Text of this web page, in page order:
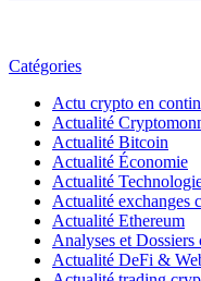
Catégories
Actu crypto en
Actualité
Actualité Bitcoin
Actualité Économie
Actualité
Actualité exchanges
Actualité Ethereum
Analyses et Dossiers
Actualité DeFi &